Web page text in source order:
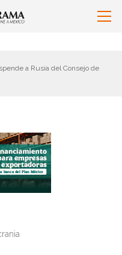
a Rusia del Consejo de